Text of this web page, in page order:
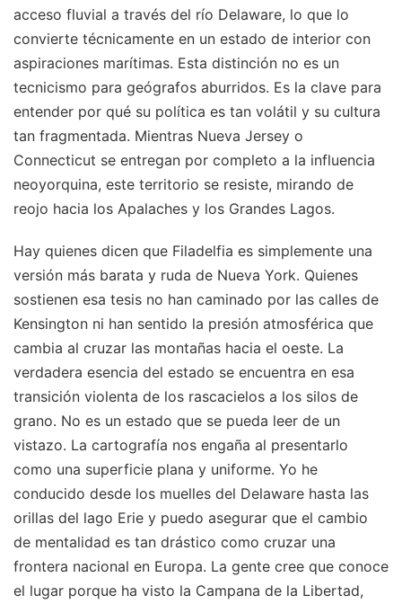
acceso fluvial a través del río Delaware, lo que lo
convierte técnicamente en un estado de interior con
aspiraciones marítimas. Esta distinción no es un
tecnicismo para geógrafos aburridos. Es la clave para
entender por qué su política es tan volátil y su cultura
tan fragmentada. Mientras Nueva Jersey o
Connecticut se entregan por completo a la influencia
neoyorquina, este territorio se resiste, mirando de
reojo hacia los Apalaches y los Grandes Lagos.
Hay quienes dicen que Filadelfia es simplemente una
versión más barata y ruda de Nueva York. Quienes
sostienen esa tesis no han caminado por las calles de
Kensington ni han sentido la presión atmosférica que
cambia al cruzar las montañas hacia el oeste. La
verdadera esencia del estado se encuentra en esa
transición violenta de los rascacielos a los silos de
grano. No es un estado que se pueda leer de un
vistazo. La cartografía nos engaña al presentarlo
como una superficie plana y uniforme. Yo he
conducido desde los muelles del Delaware hasta las
orillas del lago Erie y puedo asegurar que el cambio
de mentalidad es tan drástico como cruzar una
frontera nacional en Europa. La gente cree que conoce
el lugar porque ha visto la Campana de la Libertad,